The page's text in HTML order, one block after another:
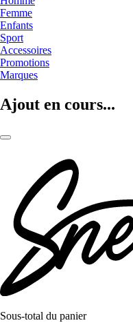
Femme
Enfants
Sport
Accessoires
Promotions
Marques
Ajout en cours...
Sous-total du panier